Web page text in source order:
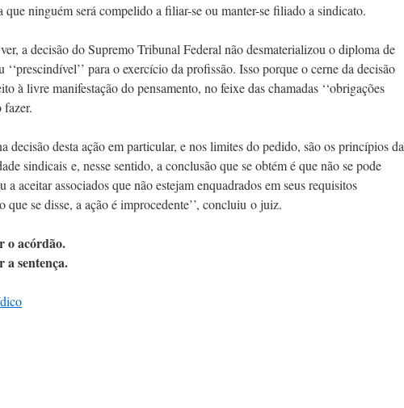
que ninguém será compelido a filiar-se ou manter-se filiado a sindicato.
a decisão do Supremo Tribunal Federal não desmaterializou o diploma de
para o exercício da profissão. Isso porque o cerne da decisão
à livre manifestação do pensamento, no feixe das chamadas ‘‘obrigações
fazer.
decisão desta ação em particular, e nos limites do pedido, são os princípios da
sindicais e, nesse sentido, a conclusão que se obtém é que não se pode
a aceitar associados que não estejam enquadrados em seus requisitos
que se disse, a ação é improcedente’’, concluiu o juiz.
o acórdão.
a sentença.